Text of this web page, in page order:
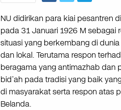
NU didirikan para kiai pesantren
pada 31 Januari 1926 M sebagai
situasi yang berkembang di
dan lokal. Terutama respon
beragama yang antimazhab dan
bid’ah pada tradisi yang baik
di masyarakat serta respon atas
Belanda.